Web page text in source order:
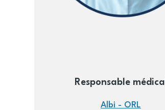
Responsable médical
Albi - ORL